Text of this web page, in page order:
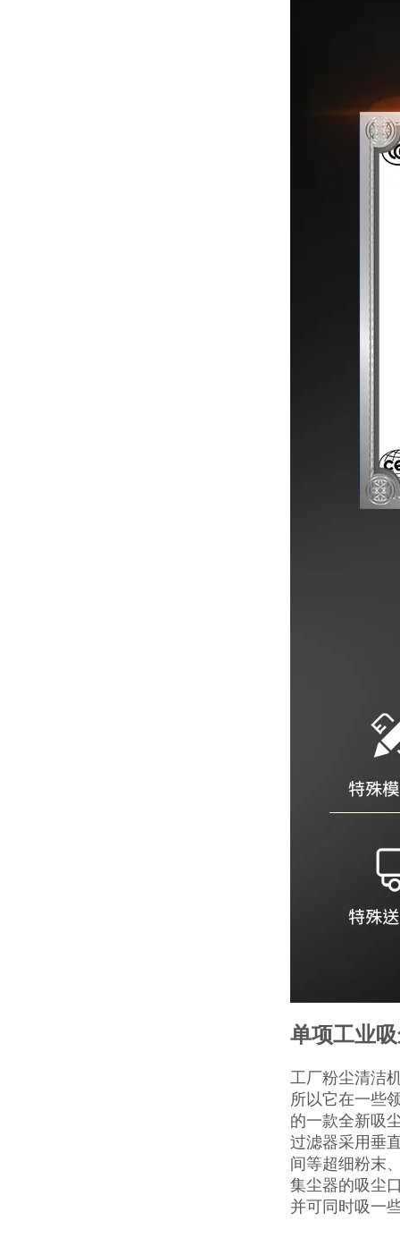
单项工业
工厂粉尘清洁
所以它在一些
的一款全新吸
过滤器采用垂
间等超细粉末
集尘器的吸尘
并可同时吸一